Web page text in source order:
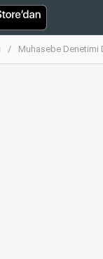
Muhasebe Denetimi